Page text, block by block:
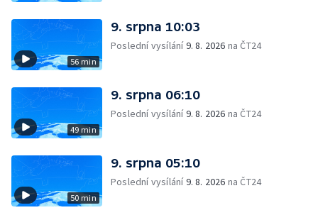
56 min
9. srpna 10:03
Poslední vysílání9. 8. 2026 na ČT24
49 min
9. srpna 06:10
Poslední vysílání9. 8. 2026 na ČT24
50 min
9. srpna 05:10
Poslední vysílání9. 8. 2026 na ČT24